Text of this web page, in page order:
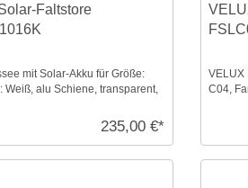
Faltstore
mit Solar-Akku für Größe:
Weiß, alu Schiene, transparent,
235,00 €*
VELUX
C04,